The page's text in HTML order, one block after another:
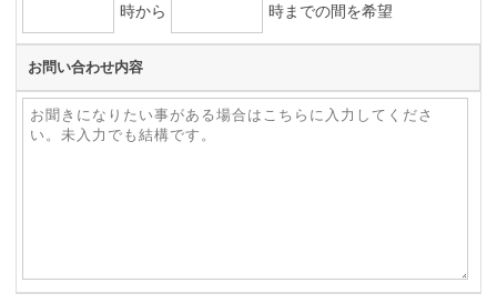
時から 時までの間を希望
お問い合わせ内容